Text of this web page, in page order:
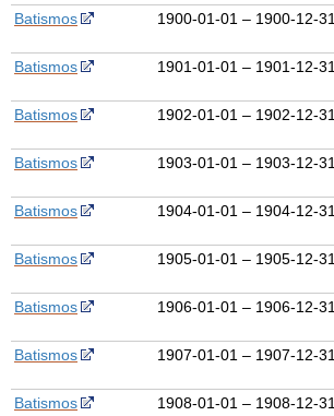
Batismos 1900-01-01 – 1900-12-31
Batismos 1901-01-01 – 1901-12-31
Batismos 1902-01-01 – 1902-12-31
Batismos 1903-01-01 – 1903-12-31
Batismos 1904-01-01 – 1904-12-31
Batismos 1905-01-01 – 1905-12-31
Batismos 1906-01-01 – 1906-12-31
Batismos 1907-01-01 – 1907-12-31
Batismos 1908-01-01 – 1908-12-31